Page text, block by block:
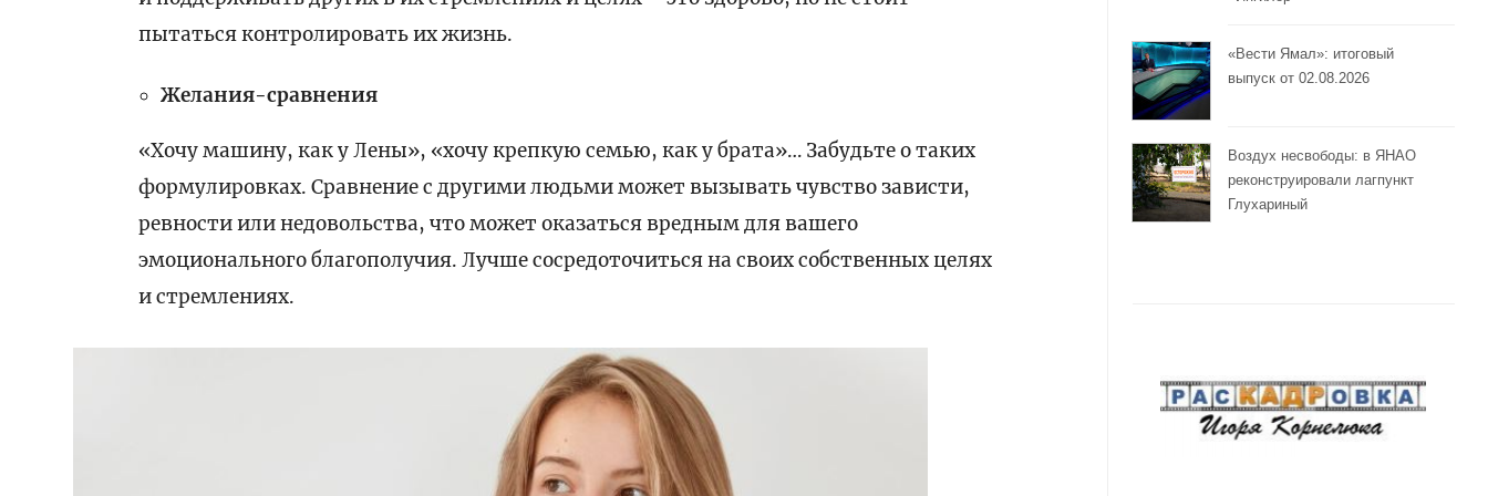
пытаться контролировать их жизнь.
Желания-сравнения
«Хочу машину, как у Лены», «хочу крепкую семью, как у брата»… Забудьте о таких
формулировках. Сравнение с другими людьми может вызывать чувство зависти,
ревности или недовольства, что может оказаться вредным для вашего
эмоционального благополучия. Лучше сосредоточиться на своих собственных целях
и стремлениях.
«Вести Ямал»: итоговый
выпуск от 02.08.2026
Воздух несвободы: в ЯНАО
реконструировали лагпункт
Глухариный